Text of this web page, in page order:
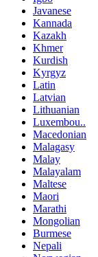
Javanese
Kannada
Kazakh
Khmer
Kurdish
Kyrgyz
Latin
Latvian
Lithuanian
Luxembou..
Macedonian
Malagasy
Malay
Malayalam
Maltese
Maori
Marathi
Mongolian
Burmese
Nepali